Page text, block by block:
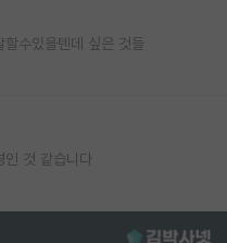
수있을텐데 싶은 것들
것 같습니다